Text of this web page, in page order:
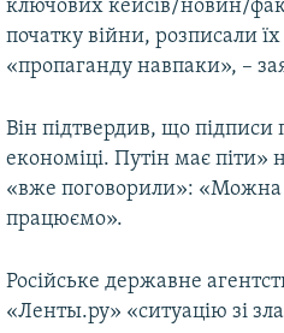
ключових кейсів/новин/
початку війни, розписали
«пропаганду навпаки», –
Він підтвердив, що
економіці. Путін має
«вже поговорили»: «Можна
працюємо».
Російське державне
«Ленты.ру» «ситуацію зі